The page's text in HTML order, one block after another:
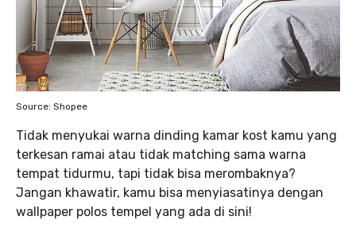
Source: Shopee
Tidak menyukai warna dinding kamar kost kamu yang
terkesan ramai atau tidak matching sama warna
tempat tidurmu, tapi tidak bisa merombaknya?
Jangan khawatir, kamu bisa menyiasatinya dengan
wallpaper polos tempel yang ada di sini!